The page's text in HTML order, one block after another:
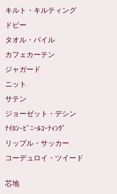
キルト・キルティング
ドビー
タオル・パイル
カフェカーテン
ジャガード
ニット
サテン
ジョーゼット・デシン
ﾅｲﾛﾝ･ﾋﾞﾆｰﾙｺｰﾃｨﾝｸﾞ
リップル・サッカー
コーデュロイ・ツイード
芯地